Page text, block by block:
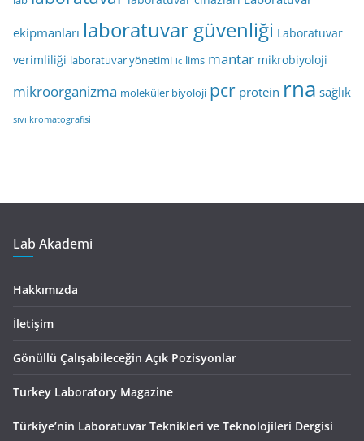
ekipmanları laboratuvar güvenliği Laboratuvar
verimliliği laboratuvar yönetimi lc lims mantar mikrobiyoloji
mikroorganizma moleküler biyoloji pcr protein rna sağlık
sıvı kromatografisi
Lab Akademi
Hakkımızda
İletişim
Gönüllü Çalışabileceğin Açık Pozisyonlar
Turkey Laboratory Magazine
Türkiye’nin Laboratuvar Teknikleri ve Teknolojileri Dergisi